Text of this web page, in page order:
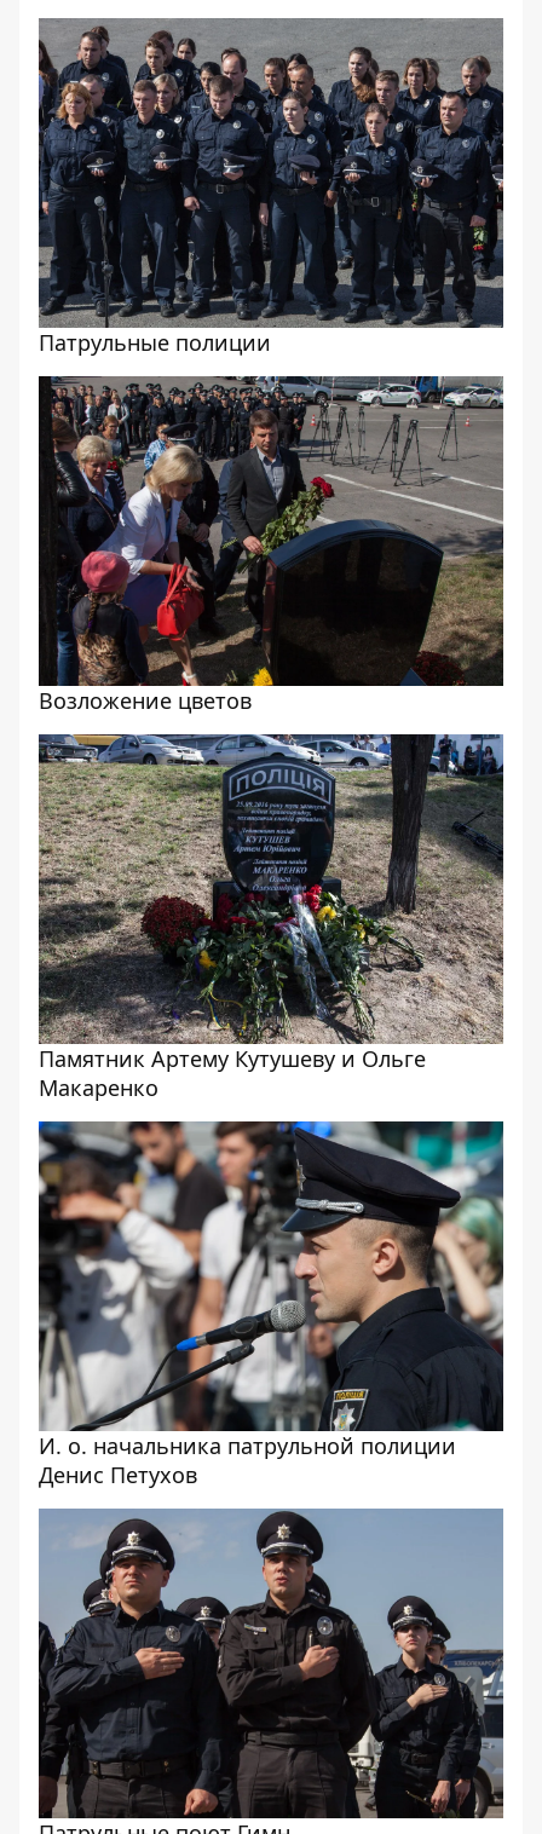
Патрульные полиции
Возложение цветов
Памятник Артему Кутушеву и Ольге
Макаренко
И. о. начальника патрульной полиции
Денис Петухов